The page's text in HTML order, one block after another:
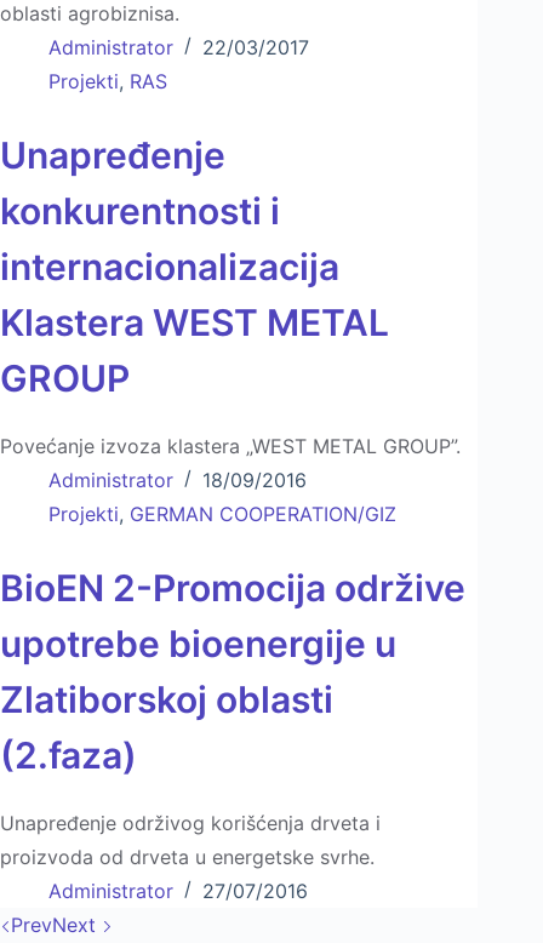
oblasti agrobiznisa.
Administrator
22/03/2017
Projekti, RAS
Unapređenje
konkurentnosti i
internacionalizacija
Klastera WEST METAL
GROUP
Povećanje izvoza klastera „WEST METAL GROUP”.
Administrator
18/09/2016
Projekti, GERMAN COOPERATION/GIZ
BioEN 2-Promocija održive
upotrebe bioenergije u
Zlatiborskoj oblasti
(2.faza)
Unapređenje održivog korišćenja drveta i
proizvoda od drveta u energetske svrhe.
Administrator
27/07/2016
PrevNext